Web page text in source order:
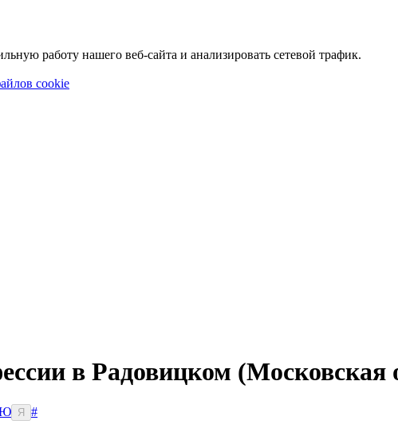
работу нашего веб-сайта и анализировать сетевой трафик.
cookie
в Радовицком (Московская
Я
#